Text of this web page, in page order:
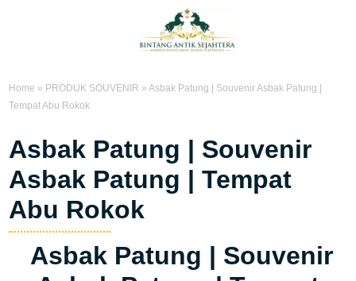
Home » PRODUK SOUVENIR »Asbak Patung | Souvenir Asbak Patung |
Tempat Abu Rokok
Asbak Patung | Souvenir
Asbak Patung | Tempat
Abu Rokok
Asbak Patung | Souvenir